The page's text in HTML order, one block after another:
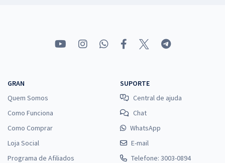
GRAN
Quem Somos
Como Funciona
Como Comprar
Loja Social
Programa de Afiliados
SUPORTE
Central de ajuda
Chat
WhatsApp
E-mail
Telefone: 3003-0894